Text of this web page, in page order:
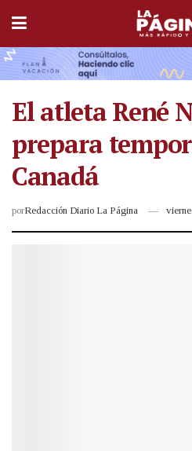
El atleta René
prepara
Canadá
porRedacción Diario La Página